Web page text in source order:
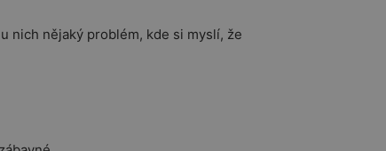
nich nějaký problém, kde si myslí, že